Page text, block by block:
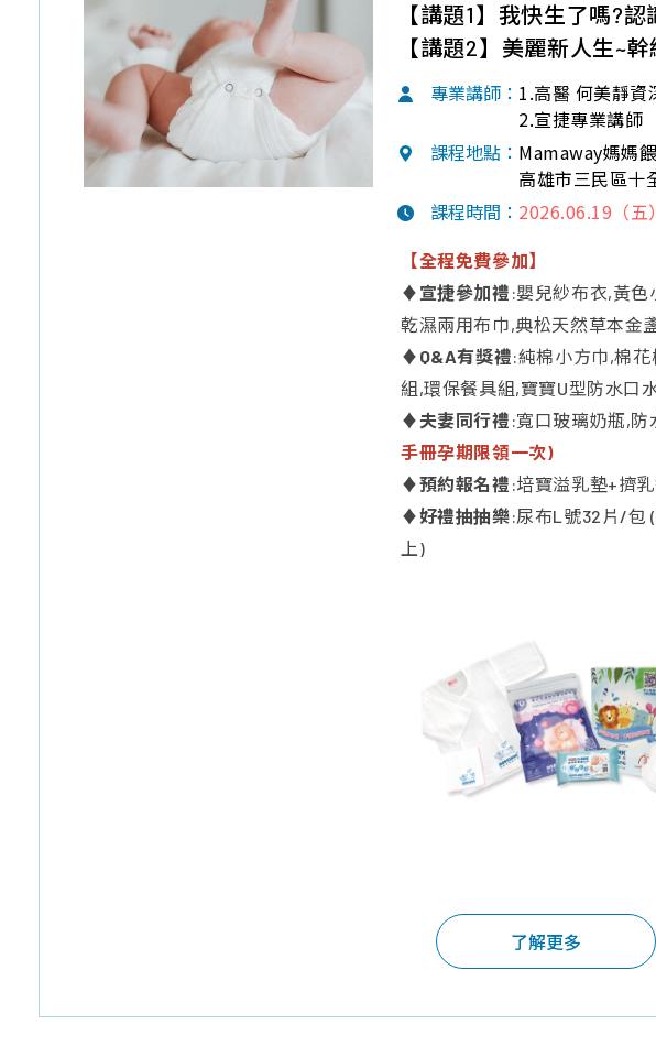
【講題1】我快生了嗎?
【講題2】美麗新人生~
專業講師： 1.高醫 何美靜資
2.宣捷專業講師
課程地點： Mamaway媽媽
高雄市三民區十
課程時間： 2026.06.19（五
【全程免費參加】
♦ 宣捷參加禮 :嬰兒紗布衣,黃
乾濕兩用布巾,典松天然草本金
♦ Q&A有獎禮:純棉小方巾,棉
組,環保餐具組,寶寶U型防水口
♦夫妻同行禮 :寬口玻璃奶瓶,防
手冊孕期限領一次)
♦預約報名禮 :培寶溢乳墊+擠
♦好禮抽抽樂:尿布L號32片/包
上)
了解更多